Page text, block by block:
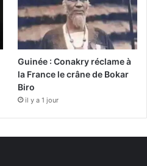
Guinée : Conakry réclame à
la France le crâne de Bokar
Biro
il y a 1 jour